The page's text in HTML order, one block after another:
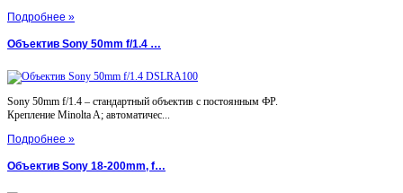
Подробнее »
Объектив Sony 50mm f/1.4 …
Sony 50mm f/1.4 – стандартный объектив с постоянным ФР.
Крепление Minolta A; автоматичес...
Подробнее »
Объектив Sony 18-200mm, f…